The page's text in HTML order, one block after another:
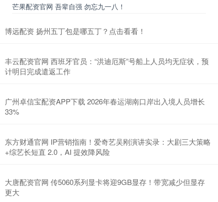
芒果配资官网 吾辈自强 勿忘九一八！
博远配资 扬州五丁包是哪五丁？点击看看！
丰云配资官网 西班牙官员：“洪迪厄斯”号船上人员均无症状，预
计明日完成遣返工作
广州卓信宝配资APP下载 2026年春运湖南口岸出入境人员增长
33%
东方财通官网 IP营销指南！爱奇艺吴刚演讲实录：大剧三大策略
+综艺长短直 2.0，AI 提效降风险
大唐配资官网 传5060系列显卡将迎9GB显存！带宽减少但显存
更大